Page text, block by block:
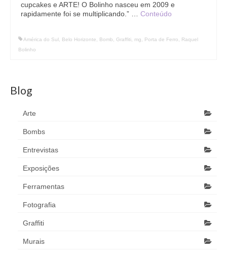
cupcakes e ARTE! O Bolinho nasceu em 2009 e
rapidamente foi se multiplicando.” … Conteúdo
América do Sul Belo Horizonte Bomb Graffiti mg Porta de Ferro
Raquel
Bolinho
Blog
Arte
Bombs
Entrevistas
Exposições
Ferramentas
Fotografia
Graffiti
Murais